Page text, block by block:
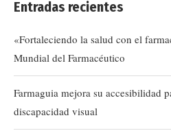
Entradas recientes
«Fortaleciendo la salud con el
Mundial del Farmacéutico
Farmaguia mejora su accesibilidad
discapacidad visual